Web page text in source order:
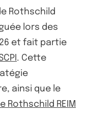
Rothschild
lors des
et fait partie
. Cette
ainsi que le
Rothschild REIM